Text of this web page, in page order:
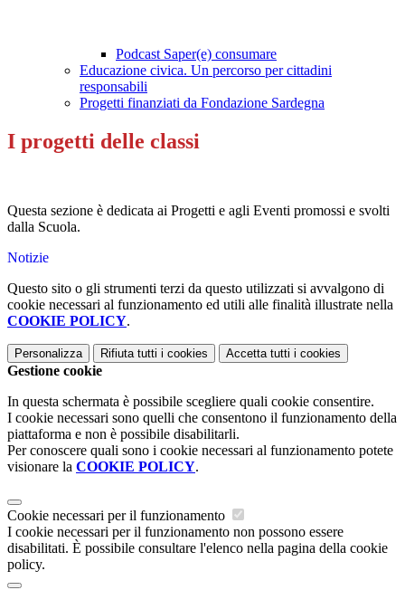
Podcast Saper(e) consumare
Educazione civica. Un percorso per cittadini
responsabili
Progetti finanziati da Fondazione Sardegna
I progetti delle classi
Questa sezione è dedicata ai Progetti e agli Eventi promossi e svolti
dalla Scuola.
Notizie
Questo sito o gli strumenti terzi da questo utilizzati si avvalgono di
cookie necessari al funzionamento ed utili alle finalità illustrate nella
COOKIE POLICY.
Personalizza Rifiuta tutti i cookies Accetta tutti i cookies
Gestione cookie
In questa schermata è possibile scegliere quali cookie consentire.
I cookie necessari sono quelli che consentono il funzionamento della
piattaforma e non è possibile disabilitarli.
Per conoscere quali sono i cookie necessari al funzionamento potete
visionare la COOKIE POLICY.
Cookie necessari per il funzionamento
I cookie necessari per il funzionamento non possono essere
disabilitati. È possibile consultare l'elenco nella pagina della cookie
policy.